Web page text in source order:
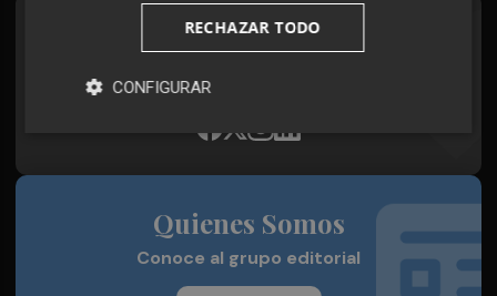
Síguenos en redes
Plaza Podcast, desde cualquier medio
Quienes Somos
Conoce al grupo editorial
RECHAZAR TODO
CONFIGURAR